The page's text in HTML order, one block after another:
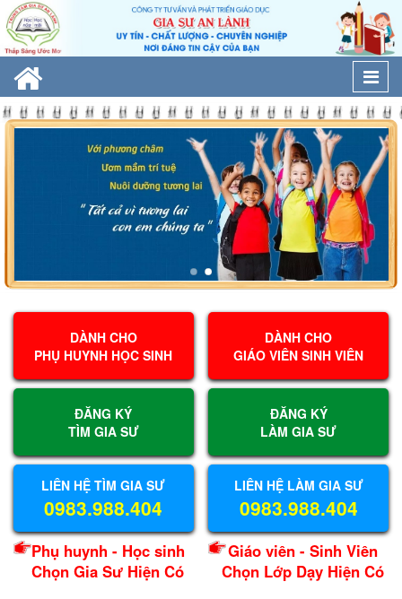
DÀNH CHO
PHỤ HUYNH HỌC SINH
ĐĂNG KÝ
TÌM GIA SƯ
LIÊN HỆ TÌM GIA SƯ
0983.988.404
Phụ huynh - Học sinh
Chọn Gia Sư Hiện Có
DÀNH CHO
GIÁO VIÊN SINH VIÊN
ĐĂNG KÝ
LÀM GIA SƯ
LIÊN HỆ LÀM GIA SƯ
0983.988.404
Giáo viên - Sinh Viên
Chọn Lớp Dạy Hiện Có